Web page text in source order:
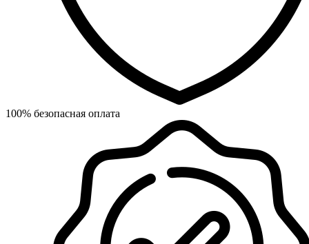
100% безопасная оплата